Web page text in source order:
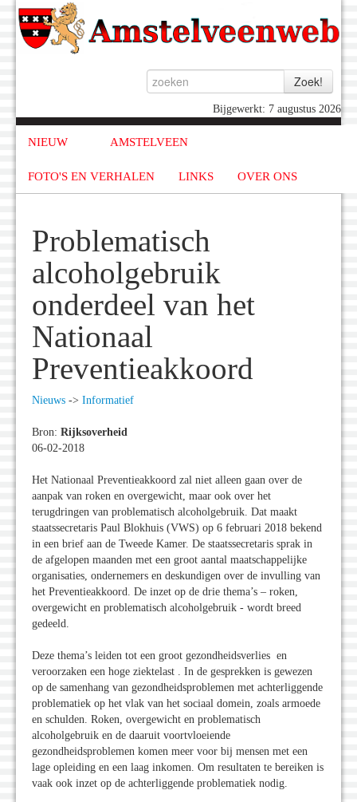
Bijgewerkt: 7 augustus 2026
NIEUW AMSTELVEEN
FOTO'S EN VERHALEN LINKS OVER ONS
Problematisch
alcoholgebruik
onderdeel van het
Nationaal
Preventieakkoord
Nieuws -> Informatief
Bron: Rijksoverheid
06-02-2018
Het Nationaal Preventieakkoord zal niet alleen gaan over de
aanpak van roken en overgewicht, maar ook over het
terugdringen van problematisch alcoholgebruik. Dat maakt
staatssecretaris Paul Blokhuis (VWS) op 6 februari 2018 bekend
in een brief aan de Tweede Kamer. De staatssecretaris sprak in
de afgelopen maanden met een groot aantal maatschappelijke
organisaties, ondernemers en deskundigen over de invulling van
het Preventieakkoord. De inzet op de drie thema’s – roken,
overgewicht en problematisch alcoholgebruik - wordt breed
gedeeld.
Deze thema’s leiden tot een groot gezondheidsverlies en
veroorzaken een hoge ziektelast . In de gesprekken is gewezen
op de samenhang van gezondheidsproblemen met achterliggende
problematiek op het vlak van het sociaal domein, zoals armoede
en schulden. Roken, overgewicht en problematisch
alcoholgebruik en de daaruit voortvloeiende
gezondheidsproblemen komen meer voor bij mensen met een
lage opleiding en een laag inkomen. Om resultaten te bereiken is
vaak ook inzet op de achterliggende problematiek nodig.